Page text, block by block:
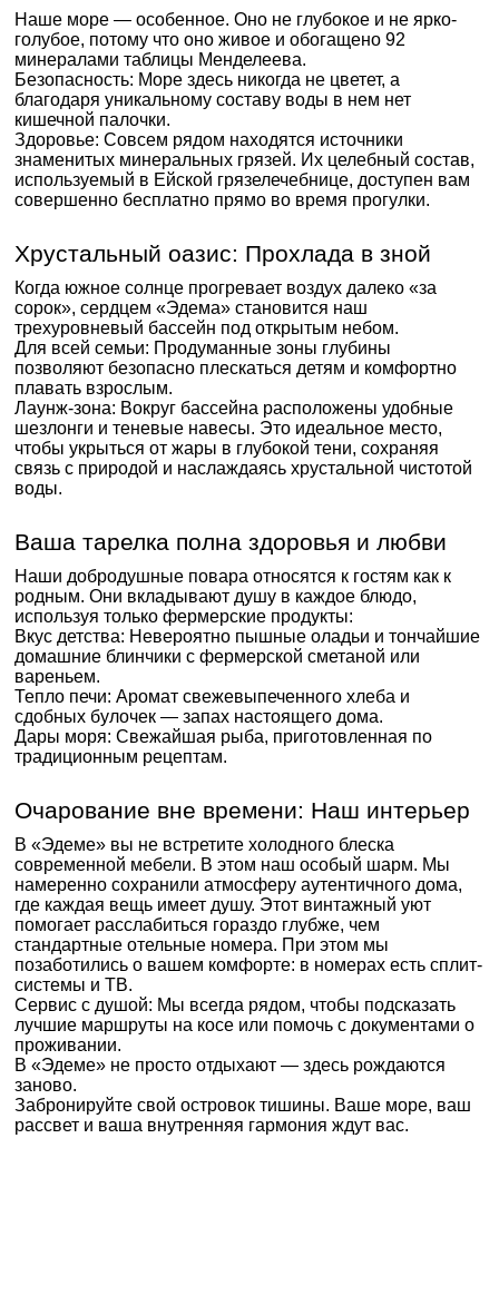
Наше море — особенное. Оно не глубокое и не ярко-
голубое, потому что оно живое и обогащено 92
минералами таблицы Менделеева.
Безопасность: Море здесь никогда не цветет, а
благодаря уникальному составу воды в нем нет
кишечной палочки.
Здоровье: Совсем рядом находятся источники
знаменитых минеральных грязей. Их целебный состав,
используемый в Ейской грязелечебнице, доступен вам
совершенно бесплатно прямо во время прогулки.
Хрустальный оазис: Прохлада в зной
Когда южное солнце прогревает воздух далеко «за
сорок», сердцем «Эдема» становится наш
трехуровневый бассейн под открытым небом.
Для всей семьи: Продуманные зоны глубины
позволяют безопасно плескаться детям и комфортно
плавать взрослым.
Лаунж-зона: Вокруг бассейна расположены удобные
шезлонги и теневые навесы. Это идеальное место,
чтобы укрыться от жары в глубокой тени, сохраняя
связь с природой и наслаждаясь хрустальной чистотой
воды.
Ваша тарелка полна здоровья и любви
Наши добродушные повара относятся к гостям как к
родным. Они вкладывают душу в каждое блюдо,
используя только фермерские продукты:
Вкус детства: Невероятно пышные оладьи и тончайшие
домашние блинчики с фермерской сметаной или
вареньем.
Тепло печи: Аромат свежевыпеченного хлеба и
сдобных булочек — запах настоящего дома.
Дары моря: Свежайшая рыба, приготовленная по
традиционным рецептам.
Очарование вне времени: Наш интерьер
В «Эдеме» вы не встретите холодного блеска
современной мебели. В этом наш особый шарм. Мы
намеренно сохранили атмосферу аутентичного дома,
где каждая вещь имеет душу. Этот винтажный уют
помогает расслабиться гораздо глубже, чем
стандартные отельные номера. При этом мы
позаботились о вашем комфорте: в номерах есть сплит-
системы и ТВ.
Сервис с душой: Мы всегда рядом, чтобы подсказать
лучшие маршруты на косе или помочь с документами о
проживании.
В «Эдеме» не просто отдыхают — здесь рождаются
заново.
Забронируйте свой островок тишины. Ваше море, ваш
рассвет и ваша внутренняя гармония ждут вас.